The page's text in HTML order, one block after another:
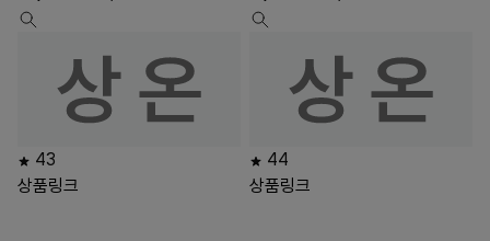
43
상품링크
44
상품링크